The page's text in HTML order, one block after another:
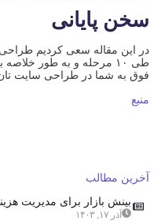
سخن پایانی
در این مقاله سعی کردیم طراحی
طی ۱۰ مرحله و به طور خلاصه
فوق به شما در طراحی سایت تان
منبع
آخرین مطالب
بینش بازار برای مدیریت
آذر ۱۷, ۱۴۰۳